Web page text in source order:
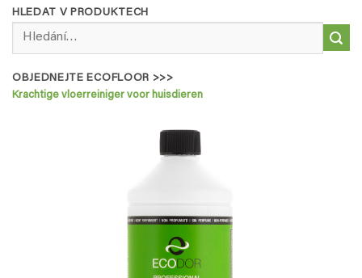
HLEDAT V PRODUKTECH
OBJEDNEJTE ECOFLOOR >>>
Krachtige vloerreiniger voor huisdieren